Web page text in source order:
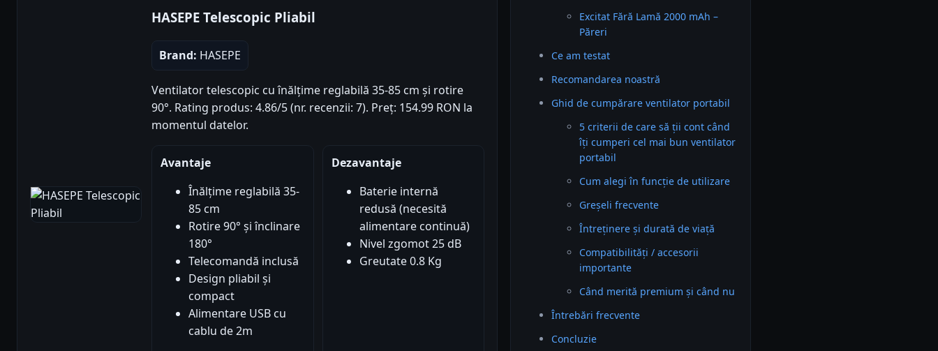
HASEPE Telescopic Pliabil
Brand: HASEPE
Ventilator telescopic cu înălțime reglabilă 35-85 cm și rotire
90°. Rating produs: 4.86/5 (nr. recenzii: 7). Preț: 154.99 RON la
momentul datelor.
Avantaje
Înălțime reglabilă 35-
85 cm
Rotire 90° și înclinare
180°
Telecomandă inclusă
Design pliabil și
compact
Alimentare USB cu
cablu de 2m
Dezavantaje
Baterie internă
redusă (necesită
alimentare continuă)
Nivel zgomot 25 dB
Greutate 0.8 Kg
Excitat Fără Lamă 2000 mAh –
Păreri
Ce am testat
Recomandarea noastră
Ghid de cumpărare ventilator portabil
5 criterii de care să ții cont când
îți cumperi cel mai bun ventilator
portabil
Cum alegi în funcție de utilizare
Greșeli frecvente
Întreținere și durată de viață
Compatibilități / accesorii
importante
Când merită premium și când nu
Întrebări frecvente
Concluzie